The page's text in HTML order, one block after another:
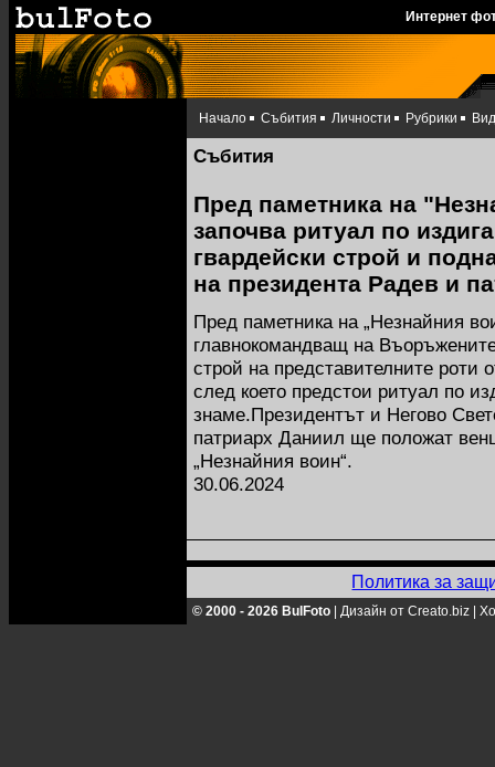
Интернет
Начало Събития Личности Рубрики
Събития
Пред паметника на
започва ритуал по
гвардейски строй и
на президента Радев и
Пред паметника на „Незнайния
главнокомандващ на
строй на представителните роти
след което предстои ритуал по
знаме.Президентът и Негово
патриарх Даниил ще положат
„Незнайния воин“.
30.06.2024
Политика за
© 2000 - 2026 BulFoto Дизайн от Creato.biz